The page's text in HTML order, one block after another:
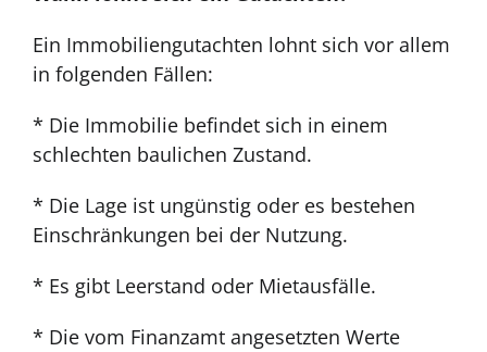
Ein Immobiliengutachten lohnt sich vor allem
in folgenden Fällen:
* Die Immobilie befindet sich in einem
schlechten baulichen Zustand.
* Die Lage ist ungünstig oder es bestehen
Einschränkungen bei der Nutzung.
* Es gibt Leerstand oder Mietausfälle.
* Die vom Finanzamt angesetzten Werte